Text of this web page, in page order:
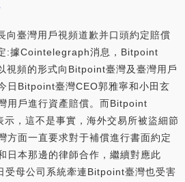
臺灣用戶視頻道歉并口頭約定賠償
:據Cointelegraph消息，Bitpoint
視頻的形式向Bitpoint臺灣及臺灣用戶
日Bitpoint臺灣CEO郭雅寧和小田玄
用戶進行資產賠償。而Bitpoint
，這不是事實，海外交易所被盜細節
方面一直要求對于補償進行書面約定
日本那邊的律師合作，繼續對應此
受母公司系統牽連Bitpoint臺灣也受害